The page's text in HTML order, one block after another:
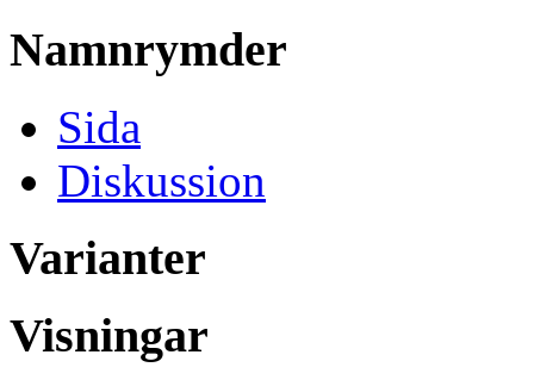
Namnrymder
Sida
Diskussion
Varianter
Visningar